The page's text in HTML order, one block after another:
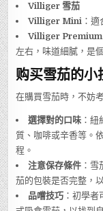
Villiger 雪茄
Villiger Mini ：
Villiger Premium
左右，味道細膩，是
购买雪茄的小
在購買雪茄時，不妨
選擇對的口味 ：
質、咖啡或辛香等。
程。
注意保存條件 ：
茄的包裝是否完整，
品嚐技巧 ：初學